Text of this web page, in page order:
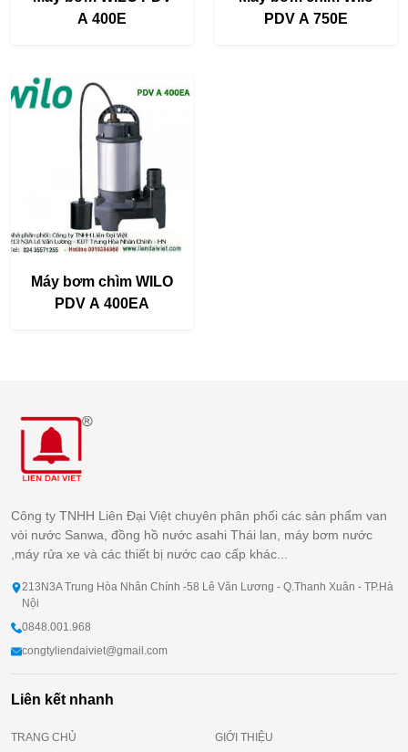
A 400E
PDV A 750E
Máy bơm chìm WILO
PDV A 400EA
Công ty TNHH Liên Đại Việt chuyên phân phối các sản phẩm van
vòi nước Sanwa, đồng hồ nước asahi Thái lan, máy bơm nước
,máy rửa xe và các thiết bị nước cao cấp khác...
213N3A Trung Hòa Nhân Chính -58 Lê Văn Lương - Q.Thanh Xuân - TP.Hà
Nội
0848.001.968
congtyliendaiviet@gmail.com
Liên kết nhanh
TRANG CHỦ
GIỚI THIỆU